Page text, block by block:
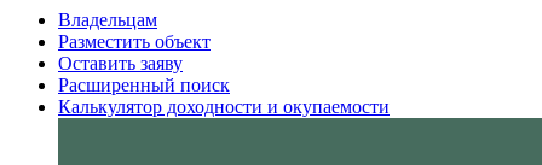
Владельцам
Разместить объект
Оставить заяву
Расширенный поиск
Калькулятор доходности и окупаемости